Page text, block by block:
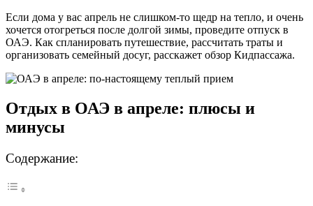
Если дома у вас апрель не слишком-то щедр на тепло, и очень
хочется отогреться после долгой зимы, проведите отпуск в
ОАЭ. Как спланировать путешествие, рассчитать траты и
организовать семейный досуг, расскажет обзор Кидпассажа.
Отдых в ОАЭ в апреле: плюсы и
минусы
Содержание: